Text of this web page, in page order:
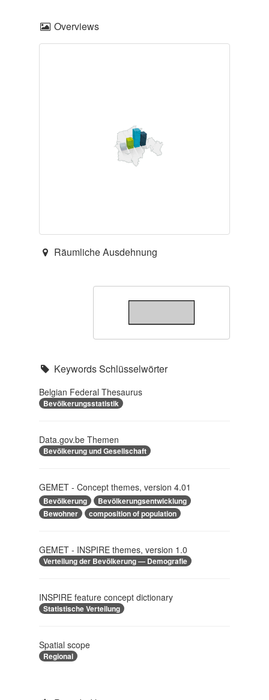
Overviews
Räumliche Ausdehnung
Keywords Schlüsselwörter
Belgian Federal Thesaurus
Bevölkerungsstatistik
Data.gov.be Themen
Bevölkerung und Gesellschaft
GEMET - Concept themes, version 4.01
Bevölkerung
Bevölkerungsentwicklung
Bewohner
composition of population
GEMET - INSPIRE themes, version 1.0
Verteilung der Bevölkerung — Demografie
INSPIRE feature concept dictionary
Statistische Verteilung
Spatial scope
Regional